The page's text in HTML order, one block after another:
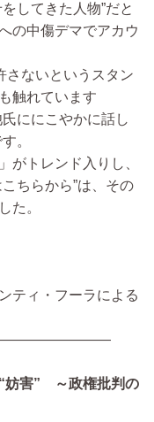
してきた人物”だと
の中傷デマでアカウ
さないというスタン
触れています
ににこやかに話し
。
トレンド入りし、
ちらから”は、その
た。
ティ・フーラによる
妨害” ～政権批判の